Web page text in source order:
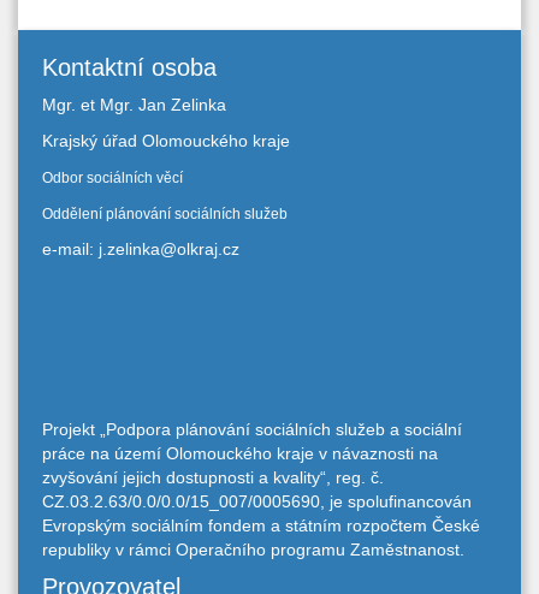
Kontaktní osoba
Mgr. et Mgr. Jan Zelinka
Krajský úřad Olomouckého kraje
Odbor sociálních věcí
Oddělení plánování sociálních služeb
e-mail: j.zelinka@olkraj.cz
Projekt „Podpora plánování sociálních služeb a sociální
práce na území Olomouckého kraje v návaznosti na
zvyšování jejich dostupnosti a kvality“, reg. č.
CZ.03.2.63/0.0/0.0/15_007/0005690, je spolufinancován
Evropským sociálním fondem a státním rozpočtem České
republiky v rámci Operačního programu Zaměstnanost.
Provozovatel